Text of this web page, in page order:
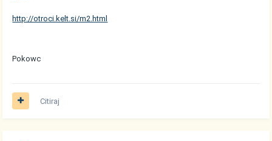
http://otroci.kelt.si/m2.html
Pokowc
Citiraj